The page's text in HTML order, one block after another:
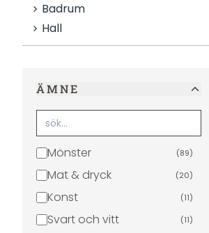
Badrum
Hall
ÄMNE
Mönster (89)
Mat & dryck (20)
Konst (11)
Svart och vitt (11)